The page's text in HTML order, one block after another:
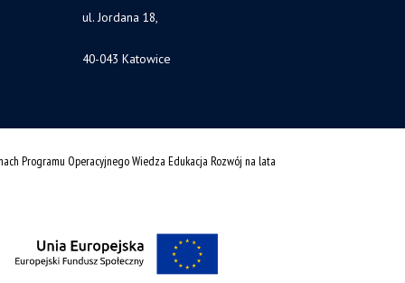
ul. Jordana 18,
40-043 Katowice
Programu Operacyjnego Wiedza Edukacja Rozwój na lata